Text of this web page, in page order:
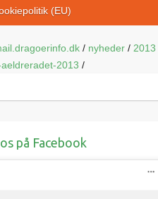
(EU)
/ nyheder/ 2013
2013 /
på Facebook